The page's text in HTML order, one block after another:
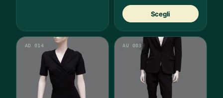
Scegli
ha
più
AD 014 AU 003